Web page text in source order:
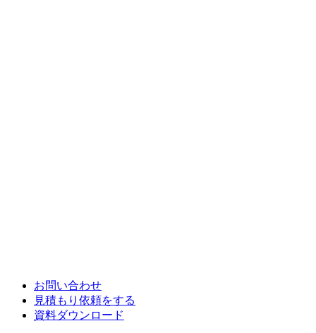
お問い合わせ
見積もり依頼をする
資料ダウンロード